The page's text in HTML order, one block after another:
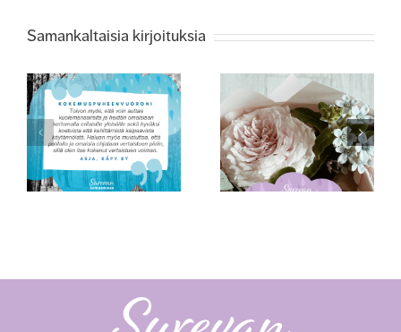
Samankaltaisia kirjoituksia
Äitienpäivänä
Surukonferenssin
teemana surun
monimuotoisuus